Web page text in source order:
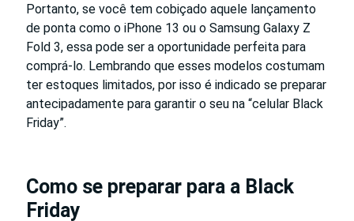
Portanto, se você tem cobiçado aquele lançamento
de ponta como o iPhone 13 ou o Samsung Galaxy Z
Fold 3, essa pode ser a oportunidade perfeita para
comprá-lo. Lembrando que esses modelos costumam
ter estoques limitados, por isso é indicado se preparar
antecipadamente para garantir o seu na “celular Black
Friday”.
Como se preparar para a Black
Friday